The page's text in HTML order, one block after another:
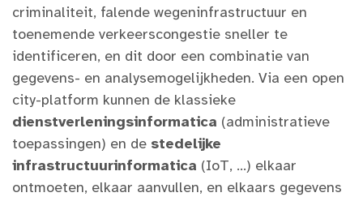
criminaliteit, falende wegeninfrastructuur en
toenemende verkeerscongestie sneller te
identificeren, en dit door een combinatie van
gegevens- en analysemogelijkheden. Via een open
city-platform kunnen de klassieke
dienstverleningsinformatica (administratieve
toepassingen) en de stedelijke
infrastructuurinformatica (IoT, …) elkaar
ontmoeten, elkaar aanvullen, en elkaars gegevens